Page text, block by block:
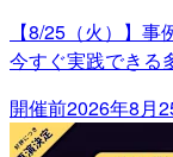
【8/25（火）】
今すぐ実践できる
開催前2026年8月